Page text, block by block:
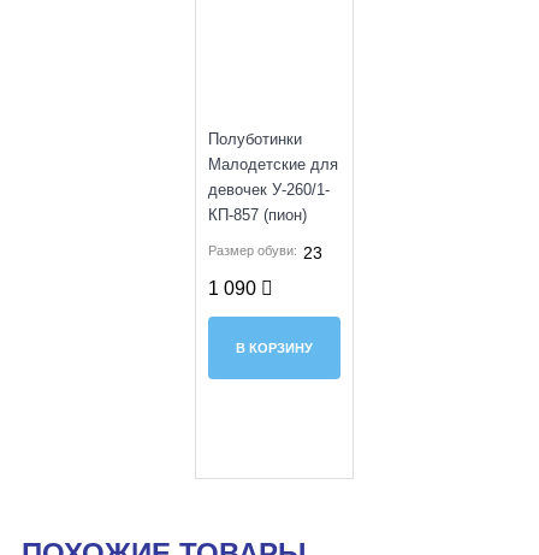
Полуботинки
Малодетские для
девочек У-260/1-
КП-857 (пион)
Размер обуви: 23
1 090
В КОРЗИНУ